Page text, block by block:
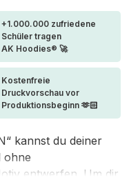
+1.000.000 zufriedene
Schüler tragen
AK Hoodies® 🚀
Kostenfreie
Druckvorschau vor
Produktionsbeginn 🫶🏻
kannst du deiner
ohne
entwerfen. Um dir